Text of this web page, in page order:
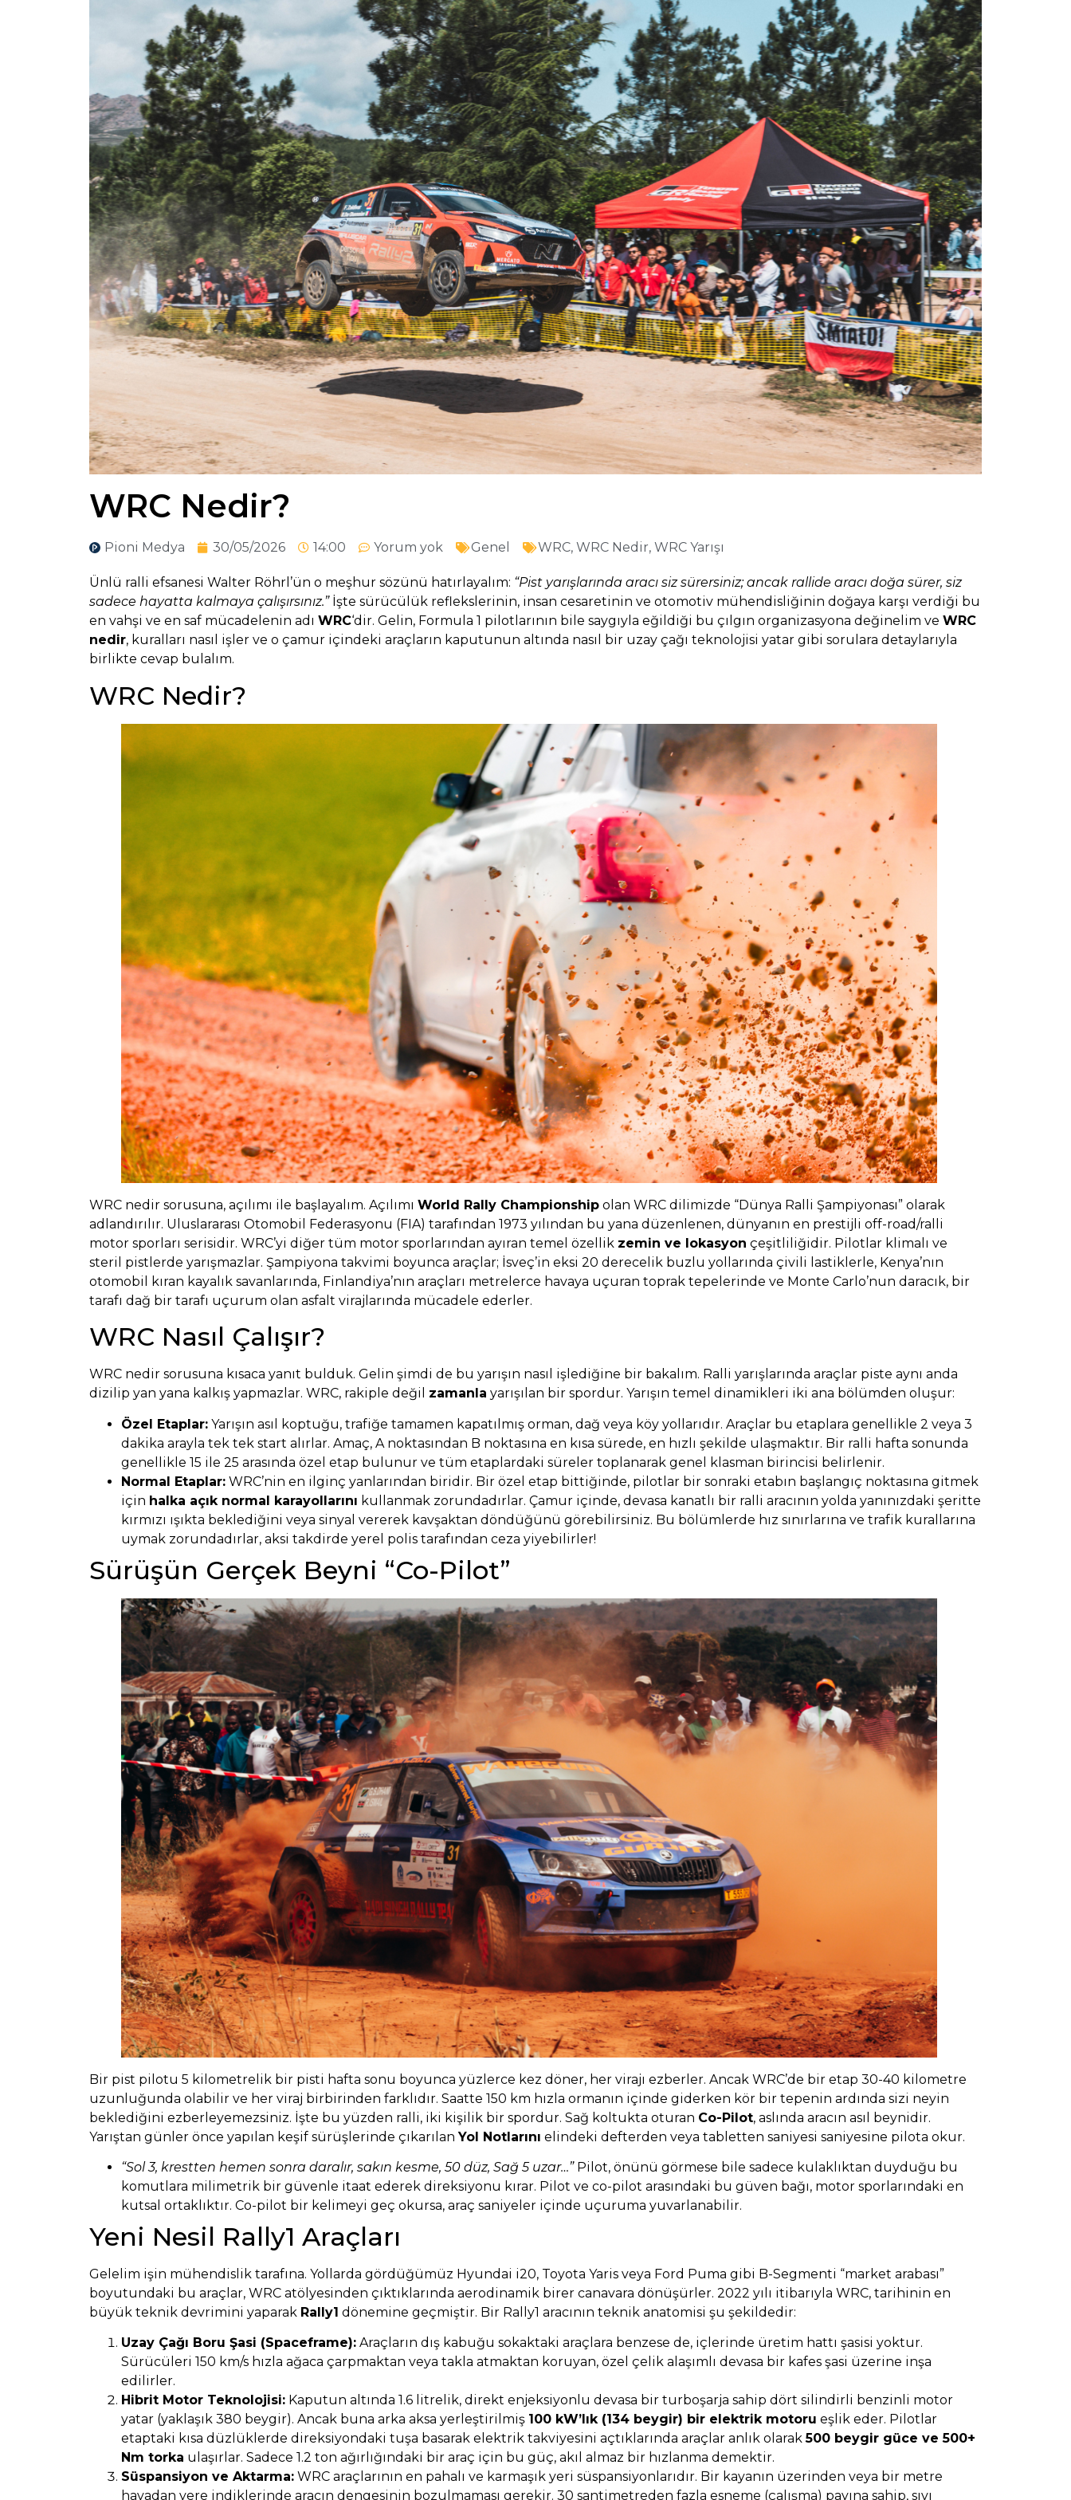
WRC Nedir?
Pioni Medya 30/05/2026 14:00 Yorum yok Genel WRC, WRC Nedir, WRC Yarışı
Ünlü ralli efsanesi Walter Röhrl’ün o meşhur sözünü hatırlayalım: “Pist yarışlarında aracı siz sürersiniz; ancak rallide aracı doğa sürer, siz
sadece hayatta kalmaya çalışırsınız.”İşte sürücülük reflekslerinin, insan cesaretinin ve otomotiv mühendisliğinin doğaya karşı verdiği bu
en vahşi ve en saf mücadelenin adı WRC‘dir. Gelin, Formula 1 pilotlarının bile saygıyla eğildiği bu çılgın organizasyona değinelim ve WRC
nedir, kuralları nasıl işler ve o çamur içindeki araçların kaputunun altında nasıl bir uzay çağı teknolojisi yatar gibi sorulara detaylarıyla
birlikte cevap bulalım.
WRC Nedir?
WRC nedir sorusuna, açılımı ile başlayalım. Açılımı World Rally Championship olan WRC dilimizde “Dünya Ralli Şampiyonası” olarak
adlandırılır. Uluslararası Otomobil Federasyonu (FIA) tarafından 1973 yılından bu yana düzenlenen, dünyanın en prestijli off-road/ralli
motor sporları serisidir. WRC’yi diğer tüm motor sporlarından ayıran temel özellik zemin ve lokasyon çeşitliliğidir. Pilotlar klimalı ve
steril pistlerde yarışmazlar. Şampiyona takvimi boyunca araçlar; İsveç’in eksi 20 derecelik buzlu yollarında çivili lastiklerle, Kenya’nın
otomobil kıran kayalık savanlarında, Finlandiya’nın araçları metrelerce havaya uçuran toprak tepelerinde ve Monte Carlo’nun daracık, bir
tarafı dağ bir tarafı uçurum olan asfalt virajlarında mücadele ederler.
WRC Nasıl Çalışır?
WRC nedir sorusuna kısaca yanıt bulduk. Gelin şimdi de bu yarışın nasıl işlediğine bir bakalım. Ralli yarışlarında araçlar piste aynı anda
dizilip yan yana kalkış yapmazlar. WRC, rakiple değil zamanla yarışılan bir spordur. Yarışın temel dinamikleri iki ana bölümden oluşur:
Özel Etaplar: Yarışın asıl koptuğu, trafiğe tamamen kapatılmış orman, dağ veya köy yollarıdır. Araçlar bu etaplara genellikle 2 veya 3
dakika arayla tek tek start alırlar. Amaç, A noktasından B noktasına en kısa sürede, en hızlı şekilde ulaşmaktır. Bir ralli hafta sonunda
genellikle 15 ile 25 arasında özel etap bulunur ve tüm etaplardaki süreler toplanarak genel klasman birincisi belirlenir.
Normal Etaplar: WRC’nin en ilginç yanlarından biridir. Bir özel etap bittiğinde, pilotlar bir sonraki etabın başlangıç noktasına gitmek
için halka açık normal karayollarını kullanmak zorundadırlar. Çamur içinde, devasa kanatlı bir ralli aracının yolda yanınızdaki şeritte
kırmızı ışıkta beklediğini veya sinyal vererek kavşaktan döndüğünü görebilirsiniz. Bu bölümlerde hız sınırlarına ve trafik kurallarına
uymak zorundadırlar, aksi takdirde yerel polis tarafından ceza yiyebilirler!
Sürüşün Gerçek Beyni “Co-Pilot”
Bir pist pilotu 5 kilometrelik bir pisti hafta sonu boyunca yüzlerce kez döner, her virajı ezberler. Ancak WRC’de bir etap 30-40 kilometre
uzunluğunda olabilir ve her viraj birbirinden farklıdır. Saatte 150 km hızla ormanın içinde giderken kör bir tepenin ardında sizi neyin
beklediğini ezberleyemezsiniz. İşte bu yüzden ralli, iki kişilik bir spordur. Sağ koltukta oturan Co-Pilot, aslında aracın asıl beynidir.
Yarıştan günler önce yapılan keşif sürüşlerinde çıkarılanYol Notlarını elindeki defterden veya tabletten saniyesi saniyesine pilota okur.
“Sol 3, krestten hemen sonra daralır, sakın kesme, 50 düz, Sağ 5 uzar…”Pilot, önünü görmese bile sadece kulaklıktan duyduğu bu
komutlara milimetrik bir güvenle itaat ederek direksiyonu kırar. Pilot ve co-pilot arasındaki bu güven bağı, motor sporlarındaki en
kutsal ortaklıktır. Co-pilot bir kelimeyi geç okursa, araç saniyeler içinde uçuruma yuvarlanabilir.
Yeni Nesil Rally1 Araçları
Gelelim işin mühendislik tarafına. Yollarda gördüğümüz Hyundai i20, Toyota Yaris veya Ford Puma gibi B-Segmenti “market arabası”
boyutundaki bu araçlar, WRC atölyesinden çıktıklarında aerodinamik birer canavara dönüşürler. 2022 yılı itibarıyla WRC, tarihinin en
büyük teknik devrimini yaparak Rally1 dönemine geçmiştir. Bir Rally1 aracının teknik anatomisi şu şekildedir:
Uzay Çağı Boru Şasi (Spaceframe): Araçların dış kabuğu sokaktaki araçlara benzese de, içlerinde üretim hattı şasisi yoktur.
Sürücüleri 150 km/s hızla ağaca çarpmaktan veya takla atmaktan koruyan, özel çelik alaşımlı devasa bir kafes şasi üzerine inşa
edilirler.
Hibrit Motor Teknolojisi: Kaputun altında 1.6 litrelik, direkt enjeksiyonlu devasa bir turboşarja sahip dört silindirli benzinli motor
yatar (yaklaşık 380 beygir). Ancak buna arka aksa yerleştirilmiş 100 kW’lık (134 beygir) bir elektrik motoru eşlik eder. Pilotlar
etaptaki kısa düzlüklerde direksiyondaki tuşa basarak elektrik takviyesini açtıklarında araçlar anlık olarak500 beygir güce ve 500+
Nm torka ulaşırlar. Sadece 1.2 ton ağırlığındaki bir araç için bu güç, akıl almaz bir hızlanma demektir.
Süspansiyon ve Aktarma: WRC araçlarının en pahalı ve karmaşık yeri süspansiyonlarıdır. Bir kayanın üzerinden veya bir metre
havadan yere indiklerinde aracın dengesinin bozulmaması gerekir. 30 santimetreden fazla esneme (çalışma) payına sahip, sıvı